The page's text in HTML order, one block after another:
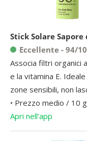
Stick Solare Sapore
Eccellente - 94/
Associa filtri organici
e la vitamina E.
zone sensibili, non
• Prezzo medio / 10
Apri nell’app